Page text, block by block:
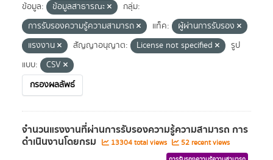
ข้อมูล:
ข้อมูลสาธารณะ
กลุ่ม:
การรับรองความรู้ความสามารถ
แท็ค:
ผู้ผ่านการรับรอง
แรงงาน
สัญญาอนุญาต: License not specified
รูป
แบบ:
CSV
กรองผลลัพธ์
จำนวนแรงงานที่ผ่านการรับรองความรู้ความสามารถ การ
ดำเนินงานโดยกรม 13304 total views 52 recent views